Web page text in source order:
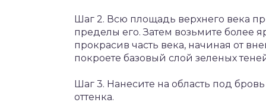
Шаг 2. Всю площадь верхнего века
пределы его. Затем возьмите более
прокрасив часть века, начиная от
покроете базовый слой зеленых
Шаг 3. Нанесите на область под
оттенка.